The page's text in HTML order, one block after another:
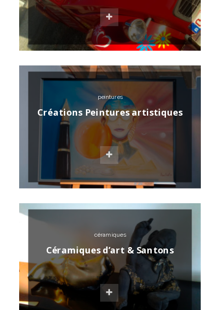
peintures
Créations Peintures artistiques
céramiques
Céramiques d’art & Santons